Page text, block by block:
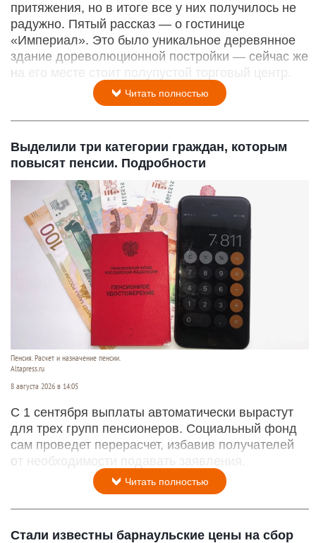
притяжения, но в итоге все у них получилось не
радужно. Пятый рассказ — о гостинице
«Империал». Это было уникальное деревянное
здание дореволюционной постройки — сейчас же
на его месте стоит полупустой торговый центр.
Читать полностью
Выделили три категории граждан, которым
повысят пенсии. Подробности
Пенсия. Расчет и назначение пенсии.
Altapress.ru
8 августа 2026 в 14:05
С 1 сентября выплаты автоматически вырастут
для трех групп пенсионеров. Социальный фонд
сам проведет перерасчет, избавив получателей
от необходимости подавать заявления.
Читать полностью
Стали известны барнаульские цены на сбор